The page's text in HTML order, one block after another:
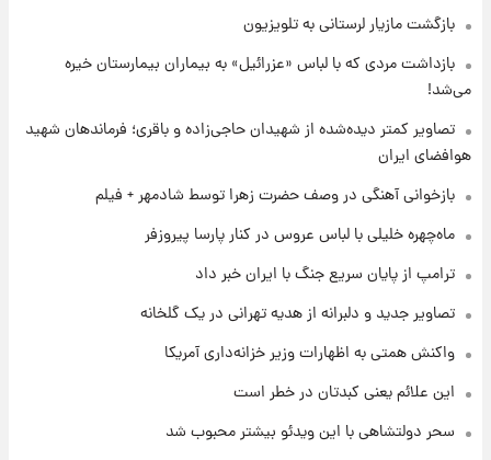
۲۲ ساعت پیش
باقری؛ فرماندهان شهید هوافضای ایران
۱ روز پیش
قیمت‌ها تغییر کرد
۱ روز پیش
بازگشت مازیار لرستانی به تلویزیون
بازداشت مردی که با لباس «عزرائیل» به بیماران بیمارستان خیره
می‌شد!
تصاویر کمتر دیده‌شده از شهیدان حاجی‌زاده و باقری؛ فرماندهان شهید
هوافضای ایران
بازخوانی آهنگی در وصف حضرت زهرا توسط شادمهر + فیلم
ماه‌چهره خلیلی با لباس عروس در کنار پارسا پیروزفر
ترامپ از پایان سریع جنگ با ایران خبر داد
تصاویر جدید و دلبرانه از هدیه تهرانی در یک گلخانه
واکنش همتی به اظهارات وزیر خزانه‌داری آمریکا
این علائم یعنی کبدتان در خطر است
سحر دولتشاهی با این ویدئو بیشتر محبوب شد